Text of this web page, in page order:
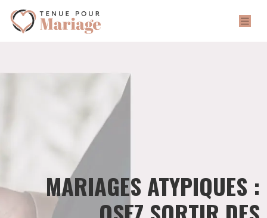
MARIAGES ATYPIQUES :